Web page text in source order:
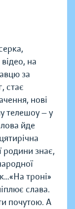
на
за
стає
нові
телешоу — у
йде
родини знає,
троні»
слава.
почутою. А